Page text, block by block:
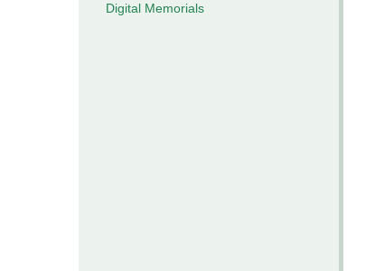
Digital Memorials